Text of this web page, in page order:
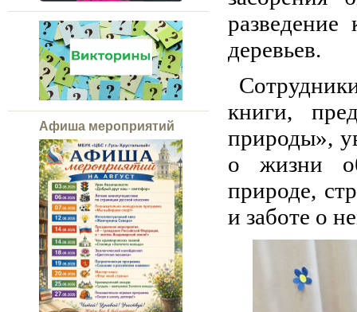
Афиша мероприятий
деревьев.
книги,
природы»,
о жизни
природе,
и заботе о